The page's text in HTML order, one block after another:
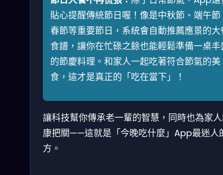
貼心提醒傳統節日喔！像是中秋節、端午節
春節等重要節日，系統會自動推薦應景的大
食譜，讓你在忙碌之餘也能輕鬆準備一桌丰
的節慶料理。和家人一起吃著符合節氣的美
食，這才是真正的「吃在當下」！
讓科技幫你傳承老一輩的智慧，同時也為家
康把關——這就是「今晚吃什麼」App最迷人
方。